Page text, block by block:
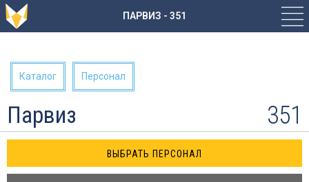
ПАРВИЗ - 351
Каталог Персонал
Парвиз 351